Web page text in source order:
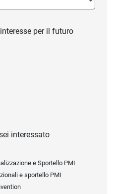
per il futuro
interessato
e Sportello PMI
e sportello PMI